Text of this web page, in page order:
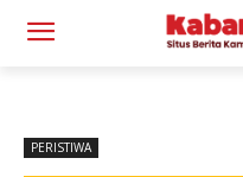
PERISTIWA